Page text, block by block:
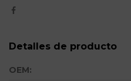
Detalles de producto
OEM: